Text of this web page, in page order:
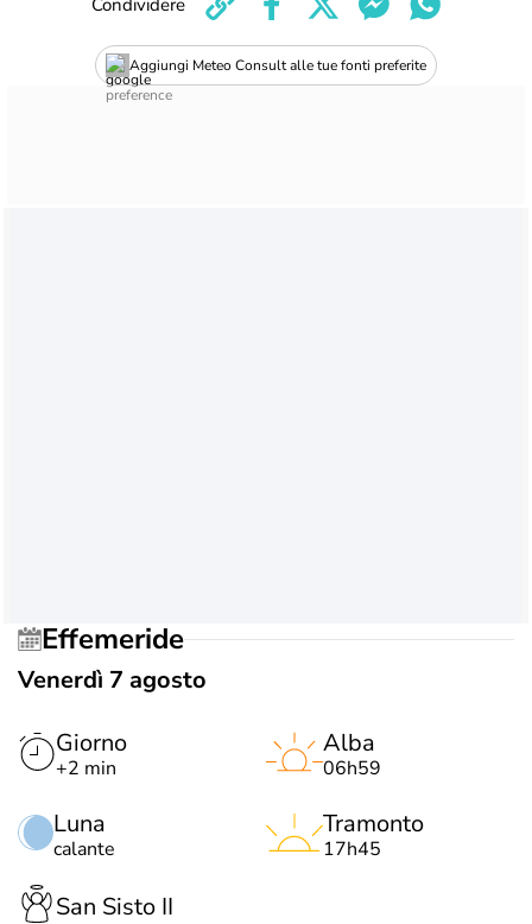
Aggiungi Meteo Consult alle tue fonti preferite
Condividere
Effemeride
Venerdì 7 agosto
Giorno
+2 min
Luna
calante
Alba
06h59
Tramonto
17h45
San Sisto II